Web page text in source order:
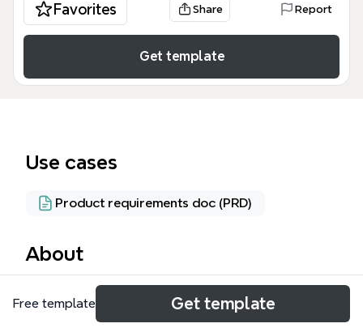
Favorites Share Report
Get template
Use cases
Product requirements doc (PRD)
About
Bản đồ tư duy Product Vision cho ứng dụng CACA -
Care Car dành cho người lái xe ô tô, tập trung vào
Free template Get template